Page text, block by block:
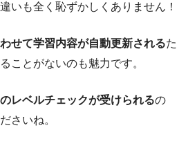
いも全く恥ずかしくありません！
せて学習内容が自動更新されるた
ことがないのも魅力です。
レベルチェックが受けられるの
さいね。